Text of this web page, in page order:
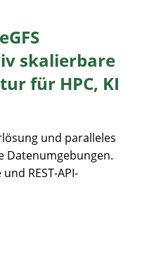
skalierbare
für HPC, KI
und paralleles
Datenumgebungen.
REST-API-